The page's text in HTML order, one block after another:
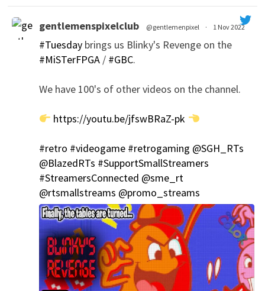
gentlemenspixelclub @gentlemenpixel · 1 Nov 2022
#Tuesdaybrings us Blinky's Revenge on the
#MiSTerFPGA/ #GBC.
We have 100's of other videos on the channel.
https://youtu.be/jfswBRaZ-pk
#retro #videogame #retrogaming @SGH_RTs
@BlazedRTs #SupportSmallStreamers
#StreamersConnected @sme_rt
@rtsmallstreams @promo_streams